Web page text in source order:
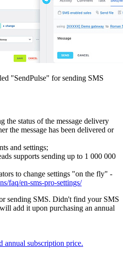
"SendPulse" for sending SMS
the status of the message delivery
the message has been delivered or
and settings;
supports sending up to 1 000 000
to change settings "on the fly" -
faq/en-sms-pro-settings/
sending SMS. Didn't find your SMS
add it upon purchasing an annual
annual subscription price.